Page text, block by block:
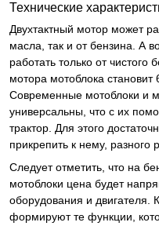
Технические
Двухтактный мотор может
масла, так и от бензина. А
работать только от
мотора мотоблока
Современные мотоблоки и
универсальны, что с их
трактор. Для этого
прикрепить к нему, разного
Следует отметить, что на
мотоблоки цена будет
оборудования и двигателя.
формируют те функции,